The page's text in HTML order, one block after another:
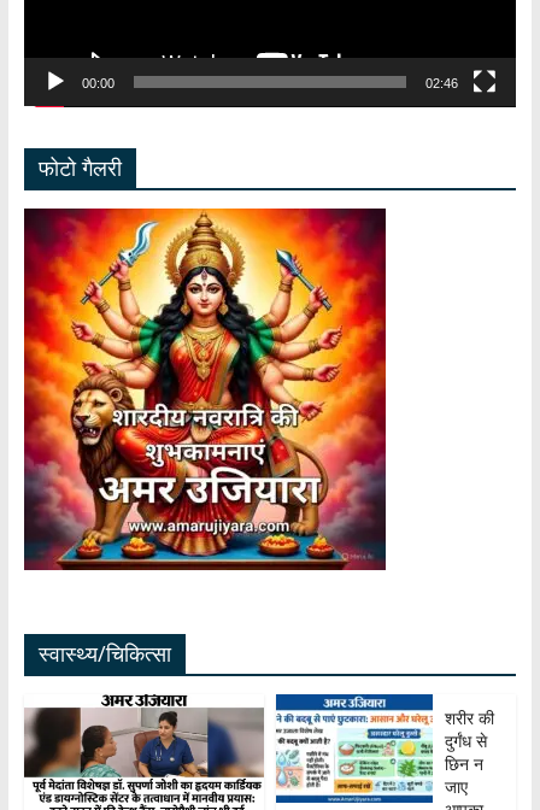
00:00 02:46
फोटो गैलरी
स्वास्थ्य/चिकित्सा
शरीर की
दुर्गंध से
छिन न
जाए